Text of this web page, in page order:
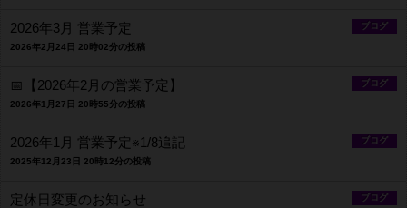
ブログ
2026年3月 営業予定
2026年2月24日 20時02分の投稿
ブログ
📅【2026年2月の営業予定】
2026年1月27日 20時55分の投稿
ブログ
2026年1月 営業予定※1/8追記
2025年12月23日 20時12分の投稿
ブログ
定休日変更のお知らせ